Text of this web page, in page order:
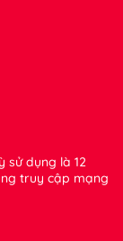
sử dụng là 12
truy cập mạng